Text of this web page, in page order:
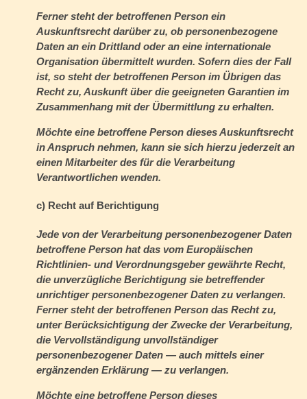
Ferner steht der betroffenen Person ein
Auskunftsrecht darüber zu, ob personenbezogene
Daten an ein Drittland oder an eine internationale
Organisation übermittelt wurden. Sofern dies der Fall
ist, so steht der betroffenen Person im Übrigen das
Recht zu, Auskunft über die geeigneten Garantien im
Zusammenhang mit der Übermittlung zu erhalten.
Möchte eine betroffene Person dieses Auskunftsrecht
in Anspruch nehmen, kann sie sich hierzu jederzeit an
einen Mitarbeiter des für die Verarbeitung
Verantwortlichen wenden.
c) Recht auf Berichtigung
Jede von der Verarbeitung personenbezogener Daten
betroffene Person hat das vom Europäischen
Richtlinien- und Verordnungsgeber gewährte Recht,
die unverzügliche Berichtigung sie betreffender
unrichtiger personenbezogener Daten zu verlangen.
Ferner steht der betroffenen Person das Recht zu,
unter Berücksichtigung der Zwecke der Verarbeitung,
die Vervollständigung unvollständiger
personenbezogener Daten — auch mittels einer
ergänzenden Erklärung — zu verlangen.
Möchte eine betroffene Person dieses